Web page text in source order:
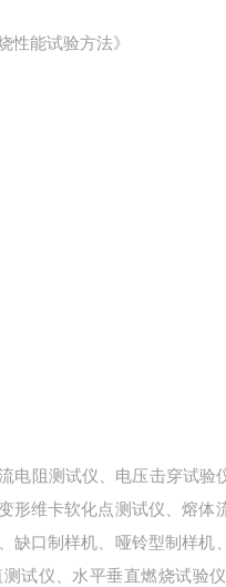
性能试验方法》
阻测试仪、电压击穿试验
形维卡软化点测试仪、熔
口制样机、哑铃型制样机
试仪、水平垂直燃烧试验